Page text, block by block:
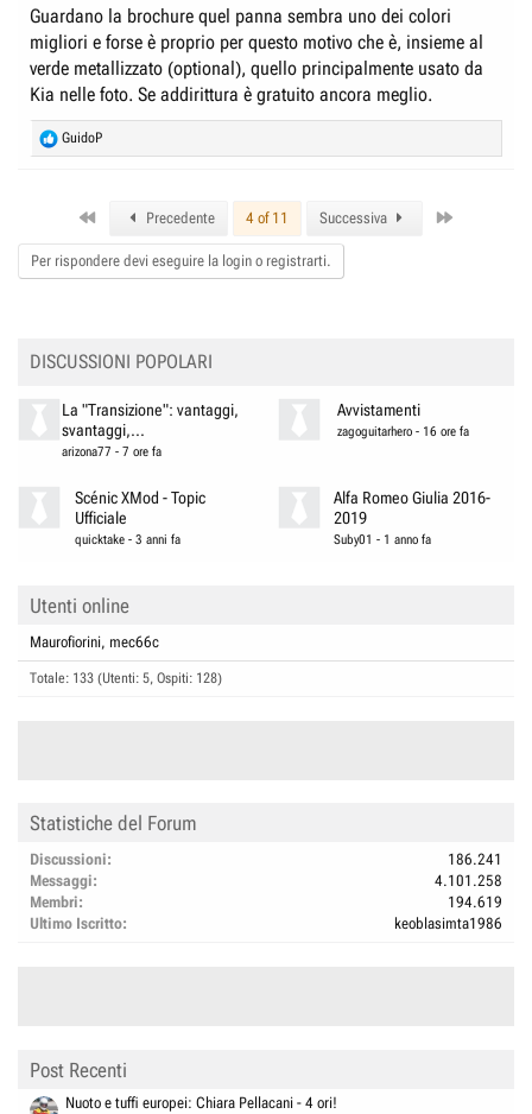
Guardano la brochure quel panna sembra uno dei colori
migliori e forse è proprio per questo motivo che è, insieme al
verde metallizzato (optional), quello principalmente usato da
Kia nelle foto. Se addirittura è gratuito ancora meglio.
R
e
o
n
GuidoP
Precedente 4 of 11 Successiva
Per rispondere devi eseguire la login o registrarti.
DISCUSSIONI POPOLARI
La "Transizione": vantaggi,
svantaggi,...
arizona77 - 7 ore fa
Avvistamenti
zagoguitarhero - 16 ore fa
Scénic XMod - Topic
Ufficiale
quicktake -3 anni fa
Alfa Romeo Giulia 2016-
2019
Suby01 - 1 anno fa
Utenti online
Maurofiorini mec66c
Totale: 133 (Utenti: 5, Ospiti: 128)
Statistiche del Forum
Discussioni
186.241
Messaggi
4.101.258
Membri
194.619
Ultimo Iscritto
keoblasimta1986
Post Recenti
Nuoto e tuffi europei: Chiara Pellacani - 4 ori!